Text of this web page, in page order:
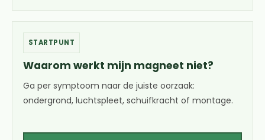
STARTPUNT
Waarom werkt mijn magneet niet?
Ga per symptoom naar de juiste oorzaak:
ondergrond, luchtspleet, schuifkracht of montage.